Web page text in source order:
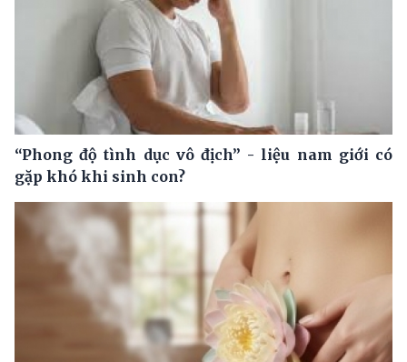
“Phong độ tình dục vô địch” - liệu nam giới có
gặp khó khi sinh con?